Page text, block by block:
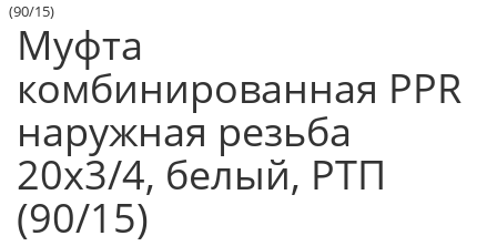
(90/15)
Муфта
комбинированная PPR
наружная резьба
20х3/4, белый, РТП
(90/15)